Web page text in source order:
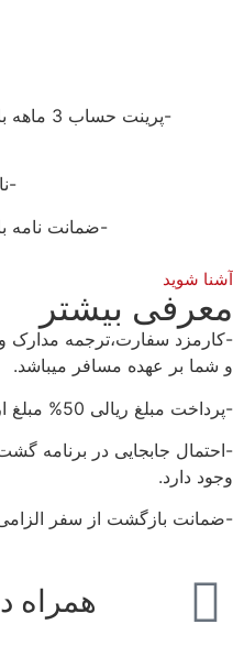
-
-ضمانت نامه
شوید
بیشتر
سفارت،ترجمه مدارک
بر عهده مسافر میباشد.
مبلغ ریالی 50% مبلغ ارزی هنگام ثبت نام الزامی میباشد.
جابجایی در برنامه
دارد.
بازگشت از سفر الزامی
همراه